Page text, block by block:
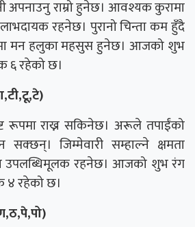
अपनाउनु राम्रो हुनेछ। आवश्यक कुरामा
लाभदायक रहनेछ। पुरानो चिन्ता कम हुँदै
मन हलुका महसुस हुनेछ। आजको शुभ
६ रहेको छ।
राख्न सकिनेछ। अरूले तपाईंको
सक्छन्। जिम्मेवारी सम्हाल्ने क्षमता
उपलब्धिमूलक रहनेछ। आजको शुभ रंग
रहेको छ।